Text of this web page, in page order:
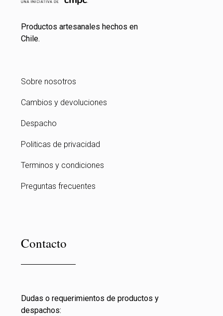
Productos artesanales hechos en
Chile.
Sobre nosotros
Cambios y devoluciones
Despacho
Politicas de privacidad
Terminos y condiciones
Preguntas frecuentes
Contacto
Dudas o requerimientos de productos y
despachos: